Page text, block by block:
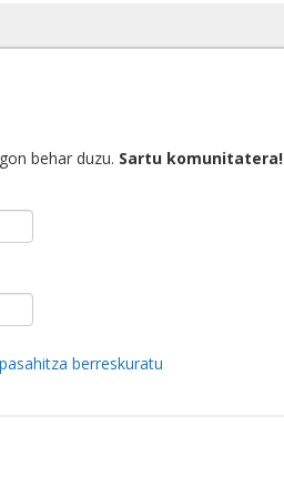
behar duzu. Sartu komunitatera!
berreskuratu